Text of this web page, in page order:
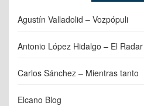
Agustín Valladolid – Vozpópuli
Antonio López Hidalgo – El Radar
Carlos Sánchez – Mientras tanto
Elcano Blog